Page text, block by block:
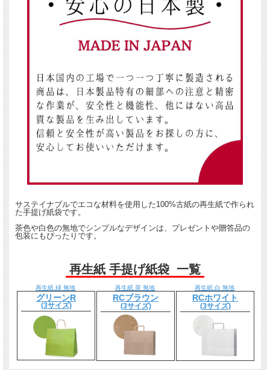
サステイナブルでエコな材料を使用した100%古紙の再生紙で作られ
た手提げ紙袋です。
茶色や白色の無地でシンプルなデザインは、プレゼントや贈答品の
包装にもぴったりです。
再生紙 手提げ紙袋 一覧
再生紙 緑 無地
グリーンR
(3サイズ)
再生紙 茶 無地
RCブラウン
(3サイズ)
再生紙 白 無地
RCホワイト
(3サイズ)